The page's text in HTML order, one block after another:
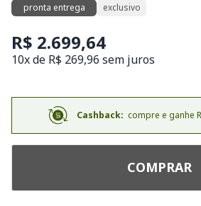
pronta entrega
exclusivo
R$ 2.699,64
10x de R$ 269,96 sem juros
Cashback: compre e ganhe
COMPRAR